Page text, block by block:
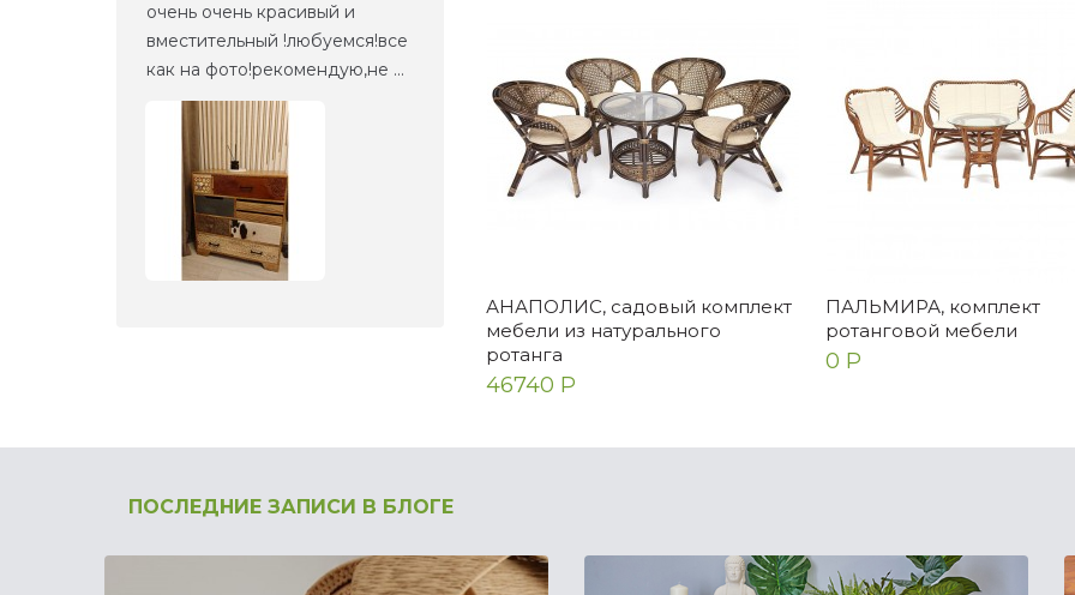
очень очень красивый и
вместительный !любуемся!все
как на фото!рекомендую,не ...
приехало надежно зап...
АНАПОЛИС, садовый комплект
мебели из натурального
ротанга
46740 Р
ПАЛЬМИРА, комплект
ротанговой мебели
0 Р
ПОСЛЕДНИЕ ЗАПИСИ В БЛОГЕ